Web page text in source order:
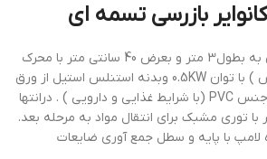
بازرسی تسمه اي
كانوايربازرسی تسمه اي به بطول3 متر و بعرض 40 سانتي متر با محرك
مستقل ( موتور گيربكس ) با توان 0.5KW وبدنه استنلس استيل از ورق
2 ميلي متر و تسمه از جنس PVC (با شرايط غذايي و دارويی ) . درانتها
1 متر کانوایر با توری مشبک برای انتقال مواد به مرحله بعد.
لامپ با پایه و سطل جمع آوری ضایعات